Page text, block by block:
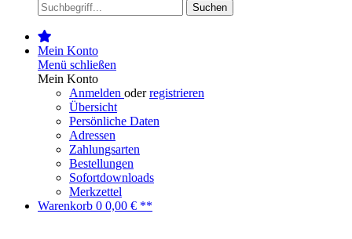
Suchen
Mein Konto
Menü schließen
Mein Konto
Anmelden oderregistrieren
Übersicht
Persönliche Daten
Adressen
Zahlungsarten
Bestellungen
Sofortdownloads
Merkzettel
Warenkorb 0 0,00 € **